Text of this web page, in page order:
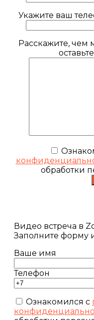
Укажите ваш
Расскажите,
обработки
Видео встреча в
Заполните форму
Ваше имя
Телефон
Ознакомился с